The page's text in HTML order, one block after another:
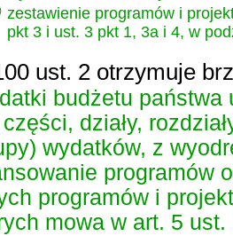
zestawienie programów i
pkt 3 i ust. 3 pkt 1, 3a i 4, w
ust. 2 otrzymuje
budżetu państwa
działy,
wydatków, z
programów
programów i
mowa w art. 5 ust.